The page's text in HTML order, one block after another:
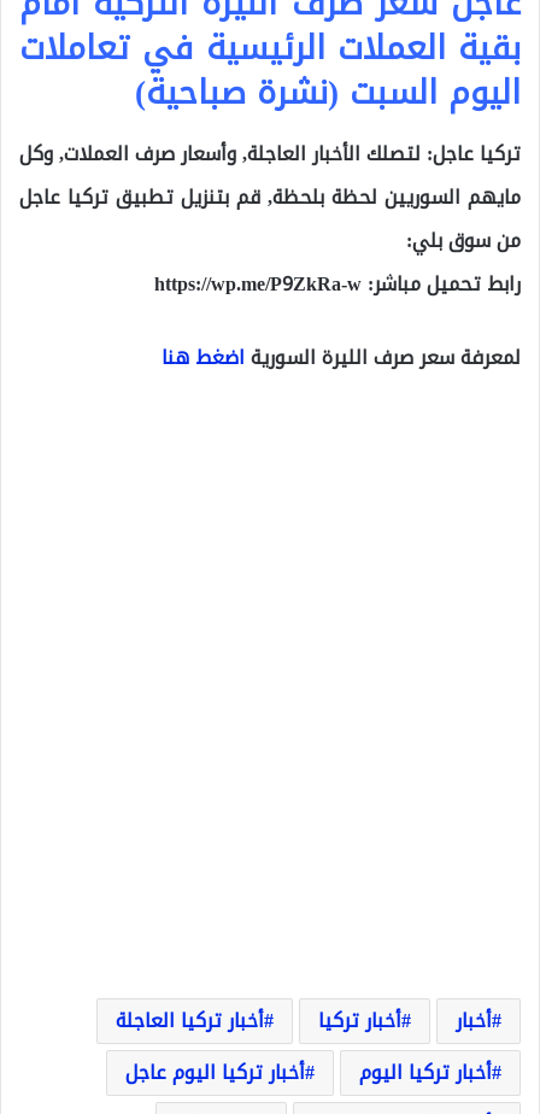
بقية العملات الرئيسية في تعاملات
اليوم السبت (نشرة صباحية)
تركيا عاجل: لتصلك الأخبار العاجلة, وأسعار صرف العملات, وكل
مايهم السوريين لحظة بلحظة, قم بتنزيل تطبيق تركيا عاجل
من سوق بلي:
رابط تحميل مباشر:https://wp.me/P9ZkRa-w
لمعرفة سعر صرف الليرة السوريةاضغط هنا
أخبار أخبار تركيا
أخبار تركيا العاجلة
أخبار تركيا اليوم
أخبار تركيا اليوم عاجل